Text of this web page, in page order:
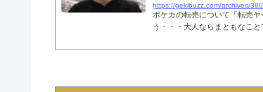
https://gekibuzz.com/archives/
ポケカの転売について「転売
う・・・大人ならまともなこ
ざけんなって思う、欲しくも
ます。ポケカの転売ヤーつい